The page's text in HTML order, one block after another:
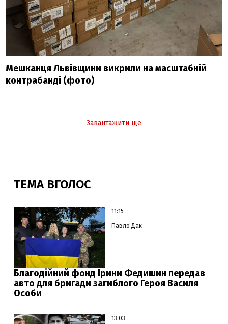
Мешканця Львівщини викрили на масштабній
контрабанді (фото)
Завантажити ще
ТЕМА ВГОЛОС
11:15
Павло Дак
Благодійний фонд Ірини Федишин передав
авто для бригади загиблого Героя Василя
Особи
13:03